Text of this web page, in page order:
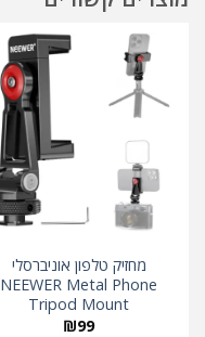
מחזיק טלפון אוניברסלי
NEEWER Metal Phone
Tripod Mount
₪99